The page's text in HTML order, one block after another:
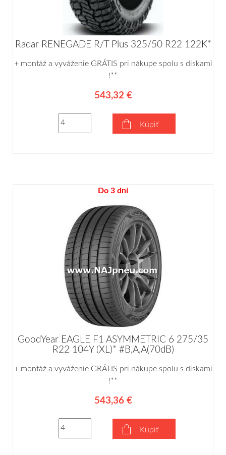
Radar RENEGADE R/T Plus 325/50 R22 122K*
+ montáž a vyváženie GRÁTIS pri nákupe spolu s diskami
!**
543,32 €
Kúpiť
Do 3 dní
GoodYear EAGLE F1 ASYMMETRIC 6 275/35
R22 104Y (XL)* #B,A,A(70dB)
+ montáž a vyváženie GRÁTIS pri nákupe spolu s diskami
!**
543,36 €
Kúpiť